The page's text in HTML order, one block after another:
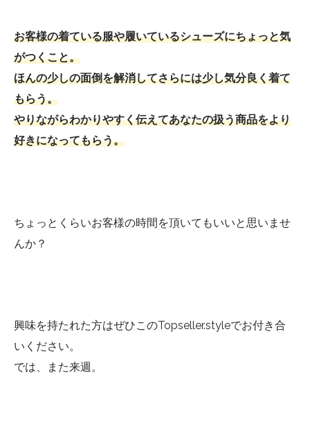
お客様の着ている服や履いているシューズにちょっと気
がつくこと。
ほんの少しの面倒を解消してさらには少し気分良く着て
もらう。
やりながらわかりやすく伝えてあなたの扱う商品をより
好きになってもらう。
ちょっとくらいお客様の時間を頂いてもいいと思いませ
んか？
興味を持たれた方はぜひこのTopseller.styleでお付き合
いください。
では、また来週。